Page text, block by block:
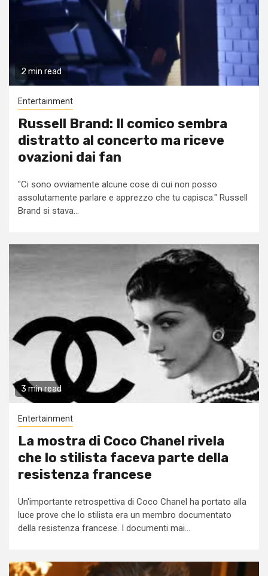
2 min read
Entertainment
Russell Brand: Il comico sembra
distratto al concerto ma riceve
ovazioni dai fan
"Ci sono ovviamente alcune cose di cui non posso
assolutamente parlare e apprezzo che tu capisca." Russell
Brand si stava...
3 min read
Entertainment
La mostra di Coco Chanel rivela
che lo stilista faceva parte della
resistenza francese
Un'importante retrospettiva di Coco Chanel ha portato alla
luce prove che lo stilista era un membro documentato
della resistenza francese. I documenti mai...